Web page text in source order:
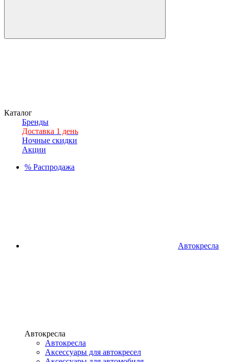
Каталог
Бренды
Доставка 1 день
Ночные скидки
Акции
% Распродажа
Автокресла
Автокресла
Автокресла
Аксессуары для автокресел